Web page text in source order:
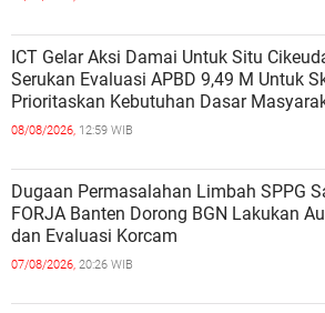
ICT Gelar Aksi Damai Untuk Situ
Serukan Evaluasi APBD 9,49 M Untuk
Prioritaskan Kebutuhan Dasar
Belum Saat nya Butuh Kawasa
08/08/2026, 12:59 WIB
Dugaan Permasalahan Limbah SPPG
FORJA Banten Dorong BGN Lakukan
dan Evaluasi Korcam
07/08/2026, 20:26 WIB